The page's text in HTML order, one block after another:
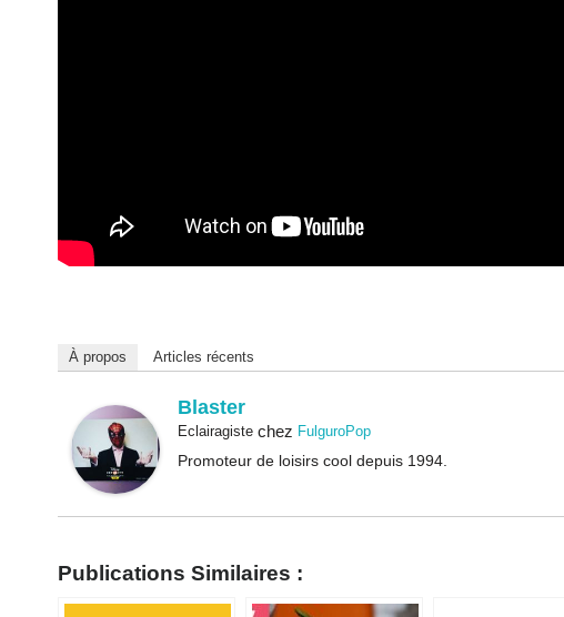
À propos Articles récents
Blaster
Eclairagiste chez FulguroPop
Promoteur de loisirs cool depuis 1994.
Publications Similaires :